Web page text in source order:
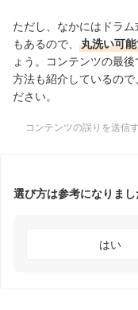
ただし、なかにはドラ
もあるので、
丸洗い可
ょう。コンテンツの最
方法も紹介しているの
ださい。
コンテンツの誤りを送信
選び方は参考になりまし
はい